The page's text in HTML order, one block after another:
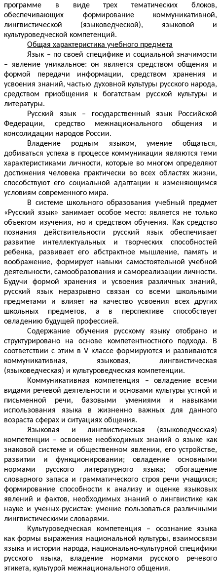
программе в виде трех тематических блоков,
обеспечивающих формирование коммуникативной,
лингвистической (языковедческой), языковой и
культуроведческой компетенций.
Общая характеристика учебного предмета
Язык – по своей специфике и социальной значимости
– явление уникальное: он является средством общения и
формой передачи информации, средством хранения и
усвоения знаний, частью духовной культуры русского народа,
средством приобщения к богатствам русской культуры и
литературы.
Русский язык – государственный язык Российской
Федерации, средство межнационального общения и
консолидации народов России.
Владение родным языком, умение общаться,
добиваться успеха в процессе коммуникации являются теми
характеристиками личности, которые во многом определяют
достижения человека практически во всех областях жизни,
способствуют его социальной адаптации к изменяющимся
условиям современного мира.
В системе школьного образования учебный предмет
«Русский язык» занимает особое место: является не только
объектом изучения, но и средством обучения. Как средство
познания действительности русский язык обеспечивает
развитие интеллектуальных и творческих способностей
ребенка, развивает его абстрактное мышление, память и
воображение, формирует навыки самостоятельной учебной
деятельности, самообразования и самореализации личности.
Будучи формой хранения и усвоения различных знаний,
русский язык неразрывно связан со всеми школьными
предметами и влияет на качество усвоения всех других
школьных предметов, а в перспективе способствует
овладению будущей профессией.
Содержание обучения русскому языку отобрано и
структурировано на основе компетентностного подхода. В
соответствии с этим в V классе формируются и развиваются
коммуникативная, языковая, лингвистическая
(языковедческая) и культуроведческая компетенции.
Коммуникативная компетенция – овладение всеми
видами речевой деятельности и основами культуры устной и
письменной речи, базовыми умениями и навыками
использования языка в жизненно важных для данного
возраста сферах и ситуациях общения.
Языковая и лингвистическая (языковедческая)
компетенции – освоение необходимых знаний о языке как
знаковой системе и общественном явлении, его устройстве,
развитии и функционировании; овладение основными
нормами русского литературного языка; обогащение
словарного запаса и грамматического строя речи учащихся;
формирование способности к анализу и оценке языковых
явлений и фактов, необходимых знаний о лингвистике как
науке и ученых-русистах; умение пользоваться различными
лингвистическими словарями.
Культуроведческая компетенция – осознание языка
как формы выражения национальной культуры, взаимосвязи
языка и истории народа, национально-культурной специфики
русского языка, владение нормами русского речевого
этикета, культурой межнационального общения.